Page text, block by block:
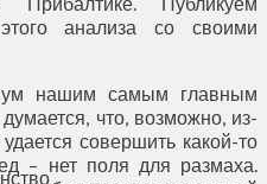
анализа со своими
нашим самым главным
что, возможно, из-
совершить какой-то
– нет поля для размаха.